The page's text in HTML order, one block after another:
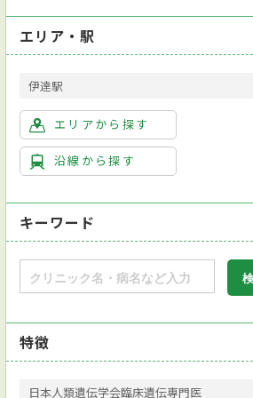
エリア・駅
伊達駅
エリアから探す
沿線から探す
キーワード
特徴
日本人類遺伝学会臨床遺伝専門医